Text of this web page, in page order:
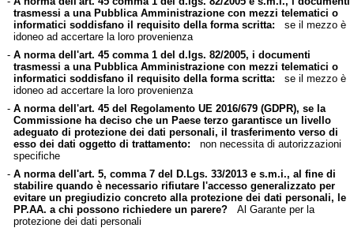
trasmessi a una Pubblica Amministrazione con mezzi telematici o
informatici soddisfano il requisito della forma scritta: se il mezzo è
idoneo ad accertare la loro provenienza
- A norma dell'art. 45 comma 1 del d.lgs. 82/2005, i documenti
trasmessi a una Pubblica Amministrazione con mezzi telematici o
informatici soddisfano il requisito della forma scritta: se il mezzo è
idoneo ad accertare la loro provenienza
- A norma dell'art. 45 del Regolamento UE 2016/679 (GDPR), se la
Commissione ha deciso che un Paese terzo garantisce un livello
adeguato di protezione dei dati personali, il trasferimento verso di
esso dei dati oggetto di trattamento: non necessita di autorizzazioni
specifiche
- A norma dell'art. 5, comma 7 del D.Lgs. 33/2013 e s.m.i., al fine di
stabilire quando è necessario rifiutare l'accesso generalizzato per
evitare un pregiudizio concreto alla protezione dei dati personali, le
PP.AA. a chi possono richiedere un parere?Al Garante per la
protezione dei dati personali